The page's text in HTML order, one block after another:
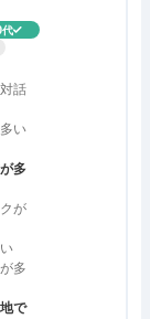
代
話
い
多
が
多
で